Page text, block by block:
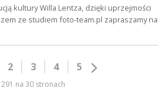
kultury Willa Lentza, dzięki uprzejmości
ze studiem foto-team.pl zapraszamy na
2 3 4 5
291 na 30 stronach